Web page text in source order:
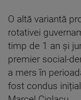
O altă variantă
rotativei
timp de 1 an și
premier social-
a mers în
fost condus